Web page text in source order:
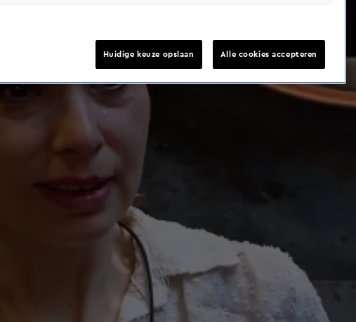
Huidige keuze opslaan Alle cookies accepteren